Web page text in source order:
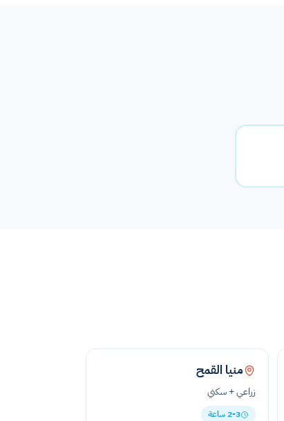
منيا القمح
زراعي + سكني
2-3 ساعة